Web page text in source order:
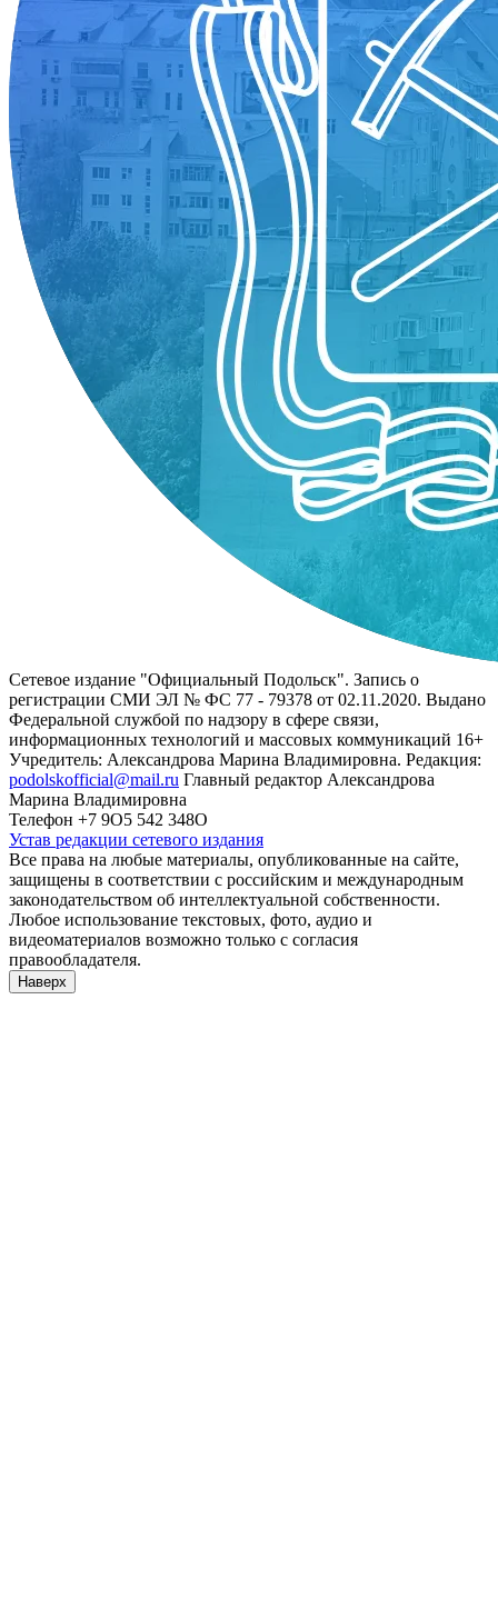
Сетевое издание "Официальный Подольск". Запись о
регистрации СМИ ЭЛ № ФС 77 - 79378 от 02.11.2020. Выдано
Федеральной службой по надзору в сфере связи,
информационных технологий и массовых коммуникаций 16+
Учредитель: Александрова Марина Владимировна. Редакция:
podolskofficial@mail.ru Главный редактор Александрова
Марина Владимировна
Телефон +7 9О5 542 348О
Устав редакции сетевого издания
Все права на любые материалы, опубликованные на сайте,
защищены в соответствии с российским и международным
законодательством об интеллектуальной собственности.
Любое использование текстовых, фото, аудио и
видеоматериалов возможно только с согласия
правообладателя.
Наверх